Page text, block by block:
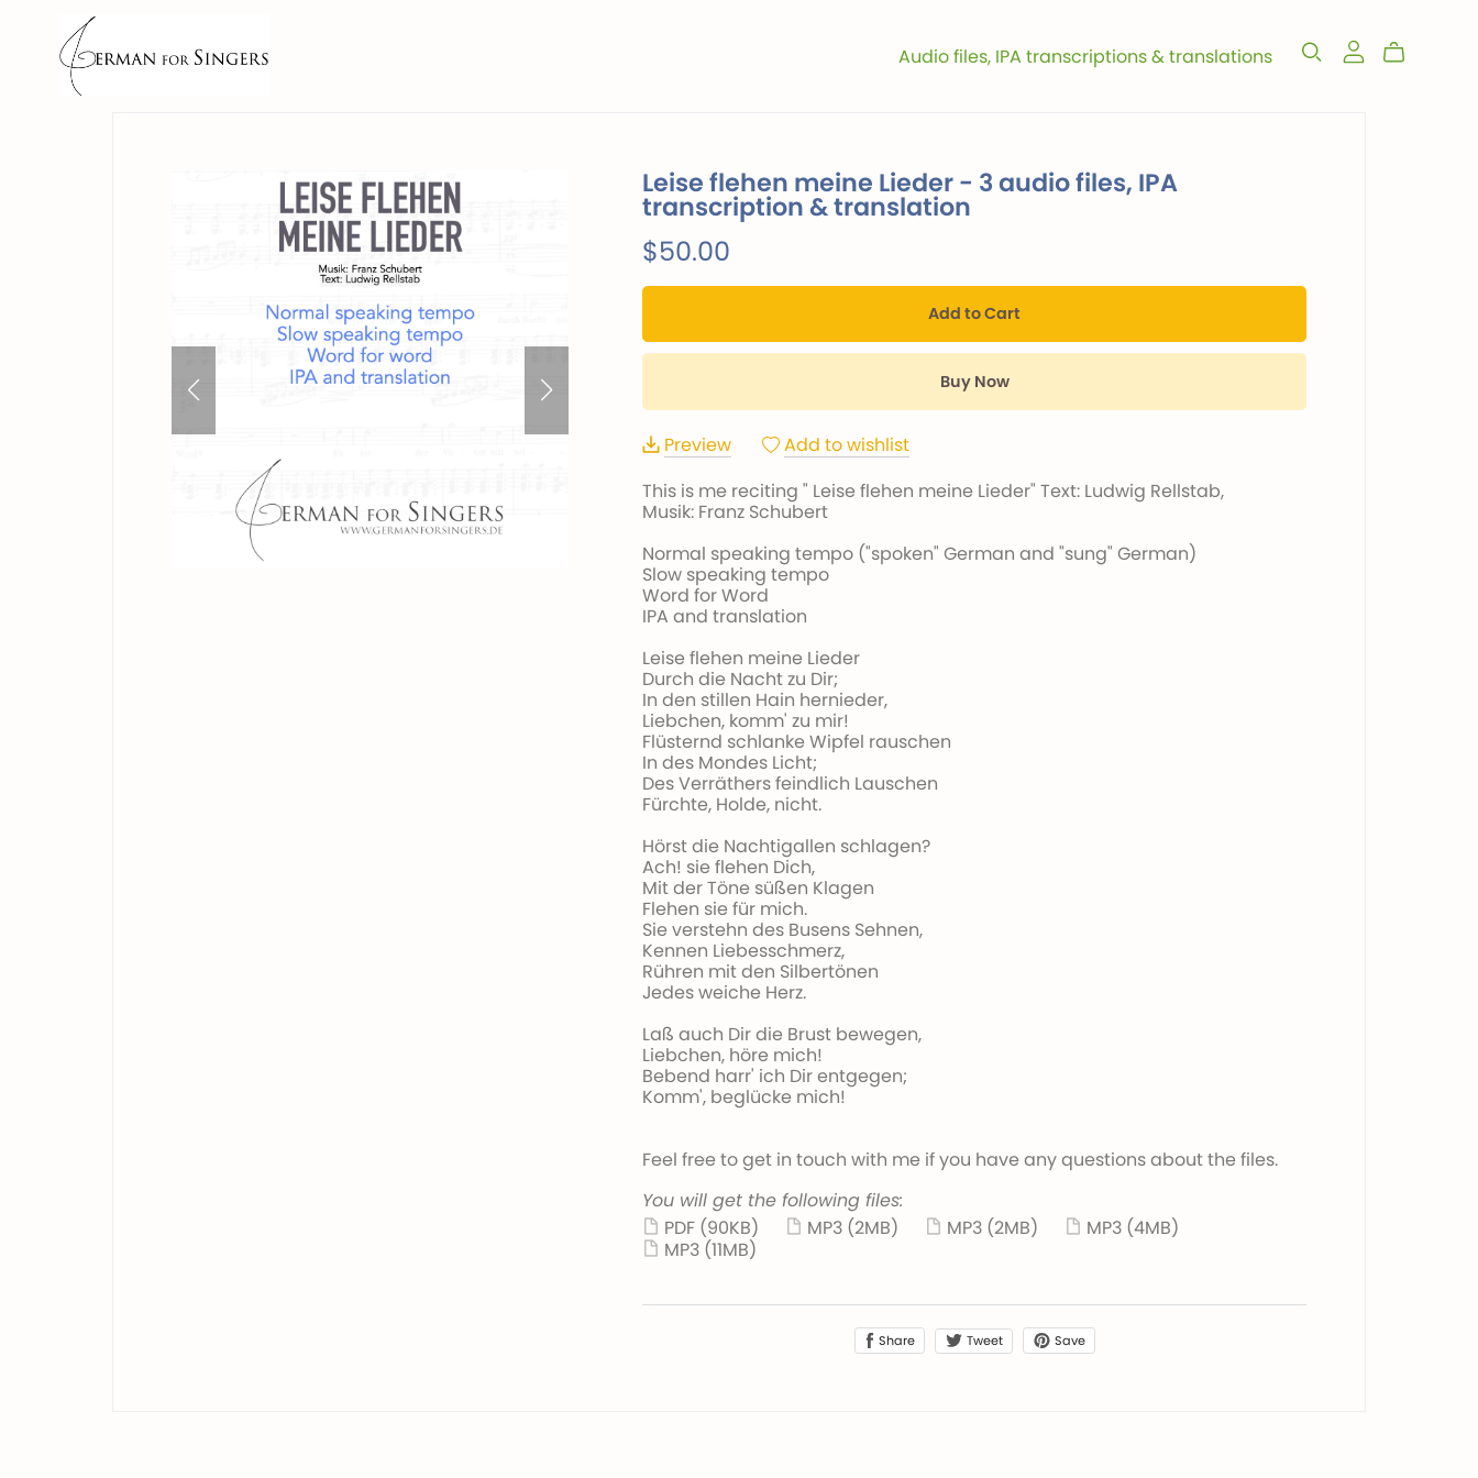
Audio files, IPA transcriptions & translations
Leise flehen meine Lieder - 3 audio files, IPA
transcription & translation
$50.00
Add to Cart
Buy Now
Preview
Add to wishlist
This is me reciting " Leise flehen meine Lieder" Text: Ludwig Rellstab,
Musik: Franz Schubert
Normal speaking tempo ("spoken" German and "sung" German)
Slow speaking tempo
Word for Word
IPA and translation
Leise flehen meine Lieder
Durch die Nacht zu Dir;
In den stillen Hain hernieder,
Liebchen, komm' zu mir!
Flüsternd schlanke Wipfel rauschen
In des Mondes Licht;
Des Verräthers feindlich Lauschen
Fürchte, Holde, nicht.
Hörst die Nachtigallen schlagen?
Ach! sie flehen Dich,
Mit der Töne süßen Klagen
Flehen sie für mich.
Sie verstehn des Busens Sehnen,
Kennen Liebesschmerz,
Rühren mit den Silbertönen
Jedes weiche Herz.
Laß auch Dir die Brust bewegen,
Liebchen, höre mich!
Bebend harr' ich Dir entgegen;
Komm', beglücke mich!
Feel free to get in touch with me if you have any questions about the files.
You will get the following files:
PDF (90KB) MP3 (2MB) MP3 (2MB) MP3 (4MB)
MP3 (11MB)
Share Tweet Save